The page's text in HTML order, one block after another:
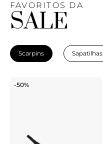
FAVORITOS DA
SALE
Scarpins Sapatilhas
-50%